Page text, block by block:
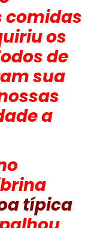
comidas
os
de
sua
a
típica